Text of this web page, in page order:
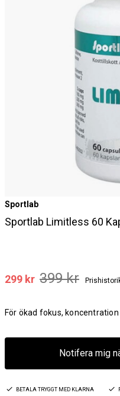
Sportlab
Sportlab Limitless 60
299 kr 399 kr
För ökad fokus, koncentration
Notifera mig
BETALA TRYGGT MED KLARNA